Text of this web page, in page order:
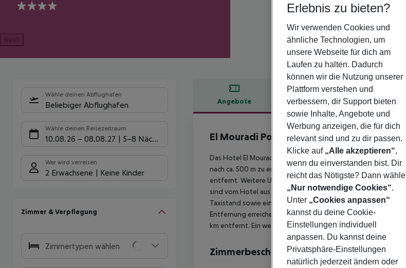
4
Next
Wähle deinen Abflughafen
Beliebiger Abflughafen
Wähle deinen Reisezeitraum
10.08.26 – 08.08.27 5-8 Nächte
Wer wird verreisen
2 Erwachsene Keine Kinder
Zimmer & Verpflegung
Zimmertypen wählen
Angebote Hotelbeschreibung
Hotelbeschreibung
El Mouradi Port El Kantaoui
4
Das Hotel El Mouradi Port El Kantaoui liegt in der Umgebung
nach ca. 500 m zu erreichen. Zu den nächsten Bars und
entfernt. Weitere Unterhaltungsangebote wie ein Kino und
sind vom Hotel aus erreichbar: Port Kantaoui (ca. 2 km),
Taxistand sowie eine Bushaltestelle in etwa 10 m
Entfernung erreichen. Zur ärztlichen Versorgung im Notfall
km entfernt. Ein weiterer Flughafen (NBE) liegt in etwa 30 km
Zimmerbeschreibung
Erlebnis zu bieten?
Wir verwenden Cookies und
ähnliche Technologien, um
unsere Webseite für dich am
Laufen zu halten. Dadurch
können wir die Nutzung unserer
Plattform verstehen und
verbessern, dir Support bieten
sowie Inhalte, Angebote und
Werbung anzeigen, die für dich
relevant sind und zu dir passen.
Klicke auf „Alle akzeptieren“,
wenn du einverstanden bist. Dir
reicht das Nötigste? Dann wähle
„Nur notwendige Cookies“.
Unter „Cookies anpassen“
kannst du deine Cookie-
Einstellungen individuell
anpassen. Du kannst deine
Privatsphäre-Einstellungen
natürlich jederzeit ändern oder